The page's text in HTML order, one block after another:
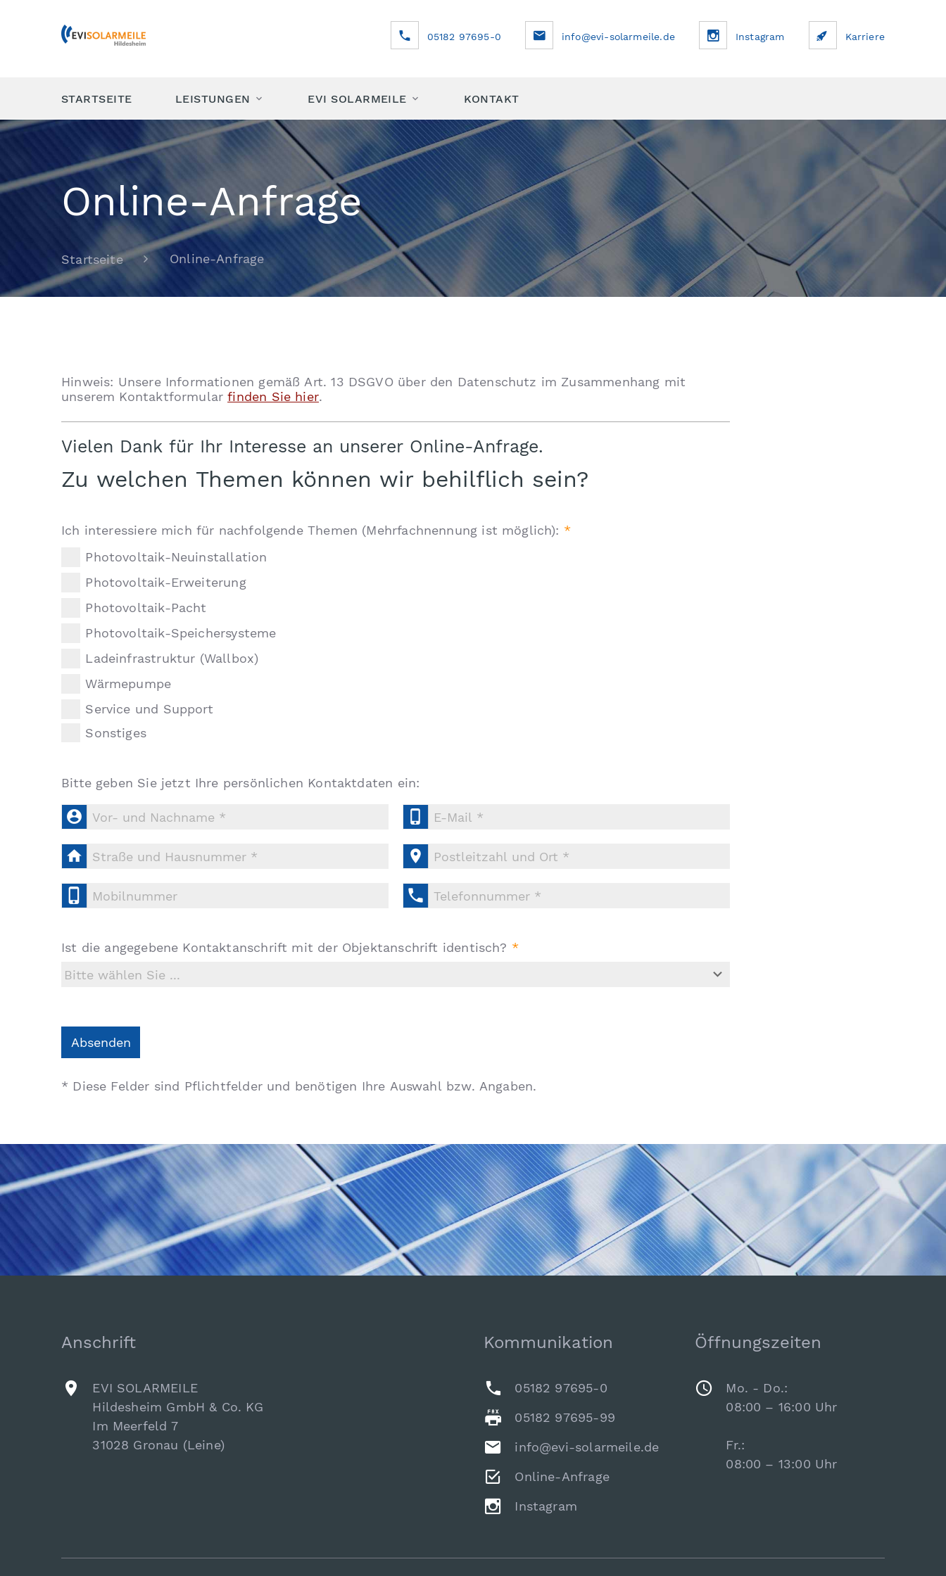
05182 97695-0 info@evi-solarmeile.de Instagram Karriere
STARTSEITE LEISTUNGEN EVI SOLARMEILE KONTAKT
Online-Anfrage
Startseite Online-Anfrage
Hinweis: Unsere Informationen gemäß Art. 13 DSGVO über den Datenschutz im Zusammenhang mit
unserem Kontaktformularfinden Sie hier.
Vielen Dank für Ihr Interesse an unserer Online-Anfrage.
Zu welchen Themen können wir behilflich sein?
Ich interessiere mich für nachfolgende Themen (Mehrfachnennung ist möglich):
Photovoltaik-Neuinstallation
Photovoltaik-Erweiterung
Photovoltaik-Pacht
Photovoltaik-Speichersysteme
Ladeinfrastruktur (Wallbox)
Wärmepumpe
Service und Support
Sonstiges
Bitte geben Sie jetzt Ihre persönlichen Kontaktdaten ein:
 
 
 
Ist die angegebene Kontaktanschrift mit der Objektanschrift identisch?
Absenden
* Diese Felder sind Pflichtfelder und benötigen Ihre Auswahl bzw. Angaben.
Anschrift
EVI SOLARMEILE
Hildesheim GmbH & Co. KG
Im Meerfeld 7
31028 Gronau (Leine)
Kommunikation
05182 97695-0
05182 97695-99
info@evi-solarmeile.de
Online-Anfrage
Instagram
Öffnungszeiten
Mo. - Do.:
08:00 – 16:00 Uhr
Fr.:
08:00 – 13:00 Uhr